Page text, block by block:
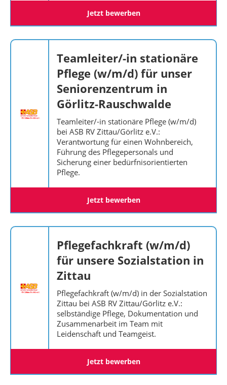
Jetzt bewerben
Teamleiter/-in stationäre
Pflege (w/m/d) für unser
Seniorenzentrum in
Görlitz-Rauschwalde
Teamleiter/-in stationäre Pflege (w/m/d)
bei ASB RV Zittau/Görlitz e.V.:
Verantwortung für einen Wohnbereich,
Führung des Pflegepersonals und
Sicherung einer bedürfnisorientierten
Pflege.
Jetzt bewerben
Pflegefachkraft (w/m/d)
für unsere Sozialstation in
Zittau
Pflegefachkraft (w/m/d) in der Sozialstation
Zittau bei ASB RV Zittau/Görlitz e.V.:
selbständige Pflege, Dokumentation und
Zusammenarbeit im Team mit
Leidenschaft und Teamgeist.
Jetzt bewerben